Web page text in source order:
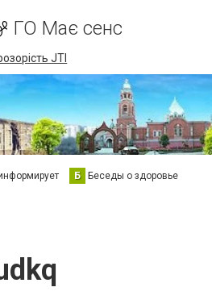
ГО Має сенс
JTI
Б Беседы о здоровье